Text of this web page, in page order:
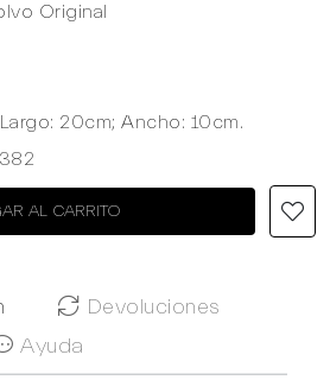
Original
20cm; Ancho: 10cm.
AL CARRITO
Devoluciones
Ayuda